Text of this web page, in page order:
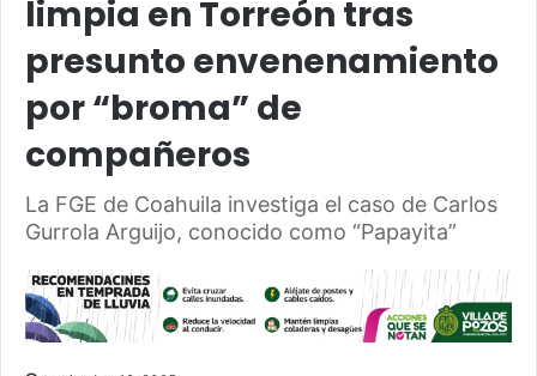
limpia en Torreón tras
presunto envenenamiento
por “broma” de
compañeros
La FGE de Coahuila investiga el caso de Carlos
Gurrola Arguijo, conocido como “Papayita”